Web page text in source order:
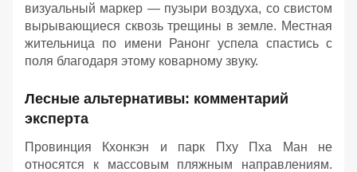
визуальный маркер — пузыри воздуха, со свистом
вырывающиеся сквозь трещины в земле. Местная
жительница по имени Ранонг успела спастись с
поля благодаря этому коварному звуку.
Лесные альтернативы: комментарий
эксперта
Провинция Кхонкэн и парк Пху Пха Ман не
относятся к массовым пляжным направлениям.